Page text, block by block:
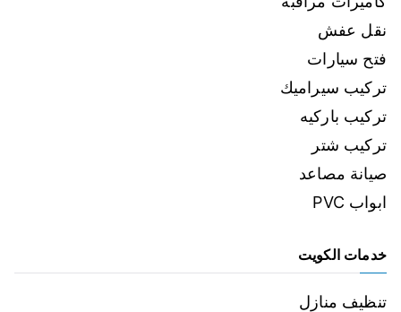
نقل عفش
فتح سيارات
تركيب سيراميك
تركيب باركيه
تركيب شتر
صيانة مصاعد
ابواب PVC
خدمات الكويت
تنظيف منازل